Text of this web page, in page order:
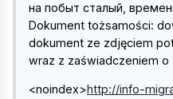
на побыт сталый,
Dokument tożsamości:
dokument ze zdjęciem
wraz z zaświadczeniem o
<noindex>http://info-